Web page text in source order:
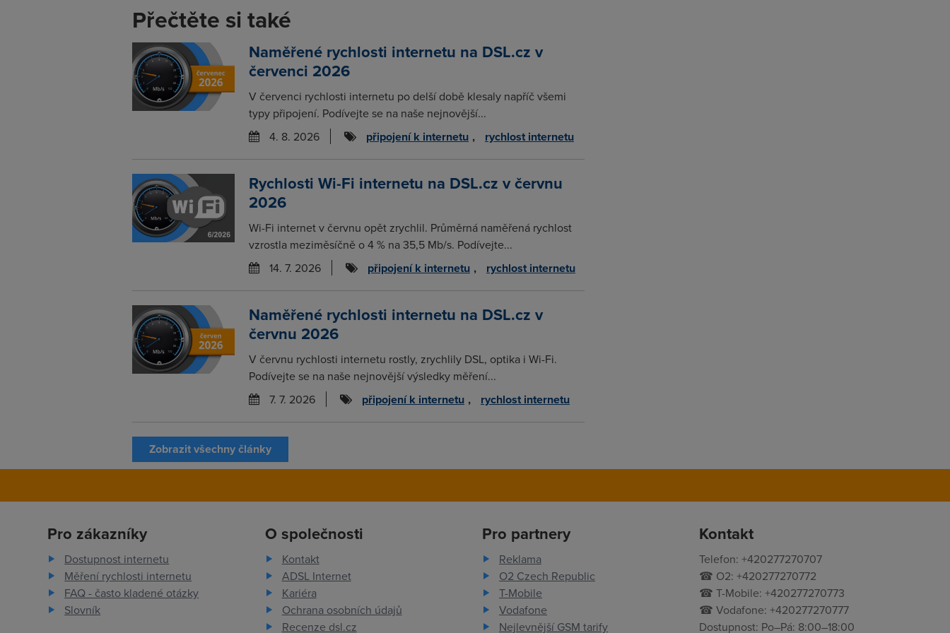
Přečtěte si také
Naměřené rychlosti internetu na DSL.cz v
červenci 2026
V červenci rychlosti internetu po delší době klesaly napříč všemi
typy připojení. Podívejte se na naše nejnovější...
4. 8. 2026
připojení k internetu , rychlost internetu
Rychlosti Wi-Fi internetu na DSL.cz v červnu
2026
Wi-Fi internet v červnu opět zrychlil. Průměrná naměřená rychlost
vzrostla meziměsíčně o 4 % na 35,5 Mb/s. Podívejte...
14. 7. 2026
připojení k internetu , rychlost internetu
Naměřené rychlosti internetu na DSL.cz v
červnu 2026
V červnu rychlosti internetu rostly, zrychlily DSL, optika i Wi-Fi.
Podívejte se na naše nejnovější výsledky měření...
7. 7. 2026
připojení k internetu , rychlost internetu
Zobrazit všechny články
Pro zákazníky
Dostupnost internetu
Měření rychlosti internetu
FAQ - často kladené otázky
Slovník
O společnosti
Kontakt
ADSL Internet
Kariéra
Ochrana osobních údajů
Recenze dsl.cz
Pro partnery
Reklama
O2 Czech Republic
T-Mobile
Vodafone
Nejlevnější GSM tarify
Kontakt
Telefon: +420277270707
☎ O2: +420277270772
☎ T-Mobile: +420277270773
☎ Vodafone: +420277270777
Dostupnost: Po–Pá: 8:00–18:00